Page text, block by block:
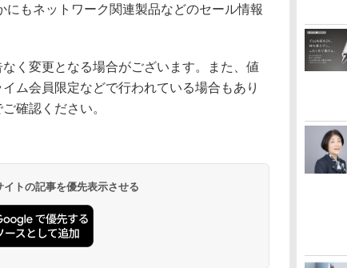
にもネットワーク関連製品などのセール情報
く変更となる場合がございます。また、値
ム会員限定などで行われている場合もあり
確認ください。
トの記事を優先表示させる